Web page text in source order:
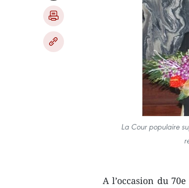
La Cour populaire
A l’occasion du